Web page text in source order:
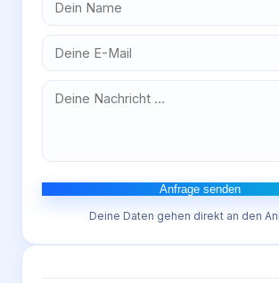
Anfrage senden
Deine Daten gehen direkt an den